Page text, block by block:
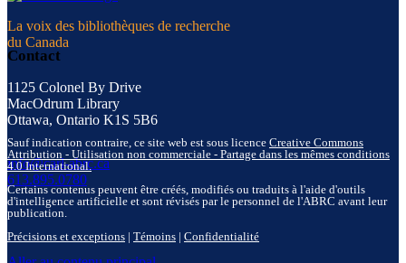
La voix des bibliothèques de recherche
du Canada
Contact
1125 Colonel By Drive
MacOdrum Library
Ottawa, Ontario K1S 5B6
info@carl-abrc.ca
613.895.0780
Sauf indication contraire, ce site web est sous licence Creative Commons
Attribution - Utilisation non commerciale - Partage dans les mêmes conditions
4.0 International.
Certains contenus peuvent être créés, modifiés ou traduits à l'aide d'outils
d'intelligence artificielle et sont révisés par le personnel de l'ABRC avant leur
publication.
Précisions et exceptions | Témoins | Confidentialité